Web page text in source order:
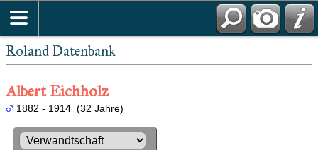
Roland Datenbank
Albert Eichholz
1882 - 1914 (32 Jahre)